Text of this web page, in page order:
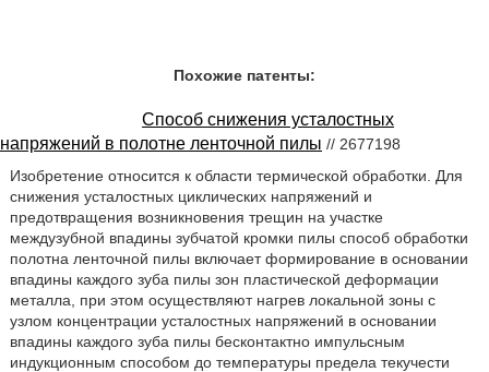
Похожие патенты:
Способ снижения усталостных
напряжений в полотне ленточной пилы // 2677198
Изобретение относится к области термической обработки. Для
снижения усталостных циклических напряжений и
предотвращения возникновения трещин на участке
междузубной впадины зубчатой кромки пилы способ обработки
полотна ленточной пилы включает формирование в основании
впадины каждого зуба пилы зон пластической деформации
металла, при этом осуществляют нагрев локальной зоны с
узлом концентрации усталостных напряжений в основании
впадины каждого зуба пилы бесконтактно импульсным
индукционным способом до температуры предела текучести